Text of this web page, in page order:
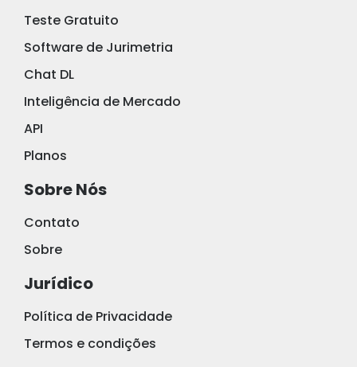
Teste Gratuito
Software de Jurimetria
Chat DL
Inteligência de Mercado
API
Planos
Sobre Nós
Contato
Sobre
Jurídico
Política de Privacidade
Termos e condições